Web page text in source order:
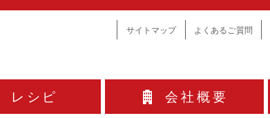
サイトマップ よくあるご質問
レシピ 会社概要